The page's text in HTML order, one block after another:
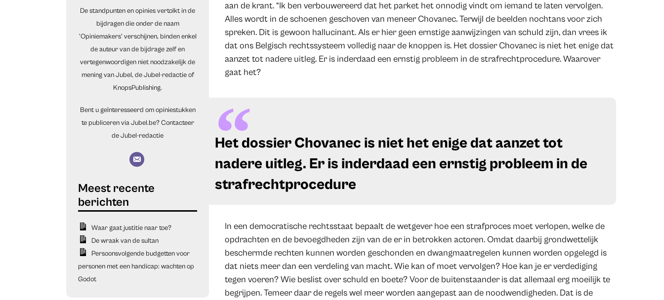
De standpunten en opinies vertolkt in de
bijdragen die onder de naam
'Opiniemakers' verschijnen, binden enkel
de auteur van de bijdrage zelf en
vertegenwoordigen niet noodzakelijk de
mening van Jubel, de Jubel-redactie of
KnopsPublishing.
Bent u geïnteresseerd om opiniestukken
te publiceren via Jubel.be?Contacteer
de Jubel-redactie
Waar gaat justitie naar toe?
De wraak van de sultan
Persoonsvolgende budgetten voor
personen met een handicap: wachten op
Godot
aan de krant. “Ik ben verbouwereerd dat het parket het onnodig vindt om iemand te laten vervolgen.
Alles wordt in de schoenen geschoven van meneer Chovanec. Terwijl de beelden nochtans voor zich
spreken. Dit is gewoon hallucinant. Als er hier geen ernstige aanwijzingen van schuld zijn, dan vrees ik
dat ons Belgisch rechtssysteem volledig naar de knoppen is. Het dossier Chovanec is niet het enige dat
aanzet tot nadere uitleg. Er is inderdaad een ernstig probleem in de strafrechtprocedure. Waarover
gaat het?
Het dossier Chovanec is niet het enige dat aanzet tot
nadere uitleg. Er is inderdaad een ernstig probleem in de
strafrechtprocedure
In een democratische rechtsstaat bepaalt de wetgever hoe een strafproces moet verlopen, welke de
opdrachten en de bevoegdheden zijn van de er in betrokken actoren. Omdat daarbij grondwettelijk
beschermde rechten kunnen worden geschonden en dwangmaatregelen kunnen worden opgelegd is
dat niets meer dan een verdeling van macht. Wie kan of moet vervolgen? Hoe kan je er verdediging
tegen voeren? Wie beslist over schuld en boete? Voor de buitenstaander is dat allemaal erg moeilijk te
begrijpen. Temeer daar de regels wel meer worden aangepast aan de noodwendigheden. Dat is de